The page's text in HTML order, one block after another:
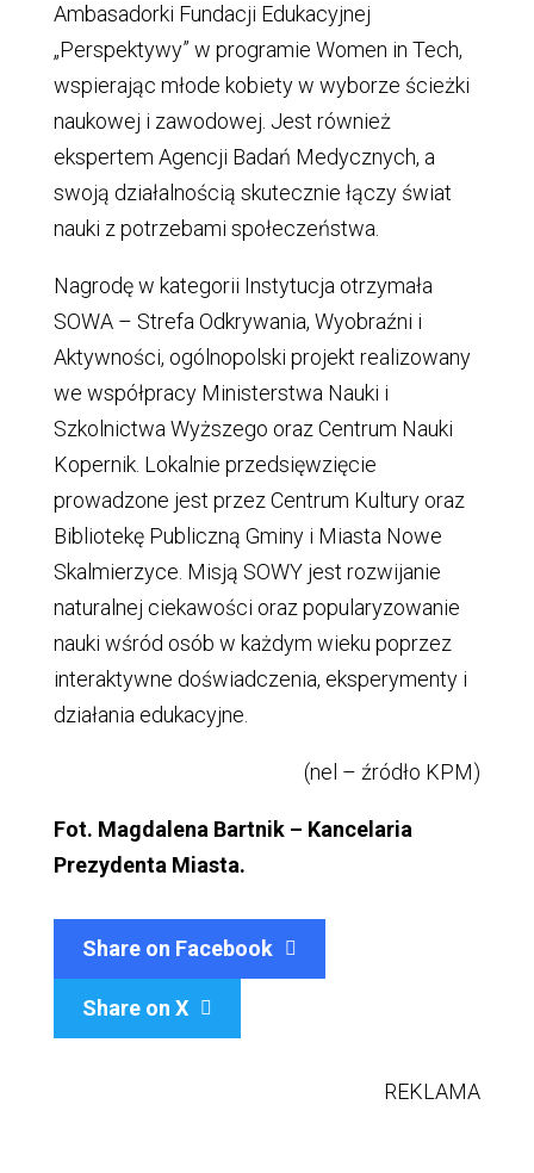
Ambasadorki Fundacji Edukacyjnej
„Perspektywy” w programie Women in Tech,
wspierając młode kobiety w wyborze ścieżki
naukowej i zawodowej. Jest również
ekspertem Agencji Badań Medycznych, a
swoją działalnością skutecznie łączy świat
nauki z potrzebami społeczeństwa.
Nagrodę w kategorii Instytucja otrzymała
SOWA – Strefa Odkrywania, Wyobraźni i
Aktywności, ogólnopolski projekt realizowany
we współpracy Ministerstwa Nauki i
Szkolnictwa Wyższego oraz Centrum Nauki
Kopernik. Lokalnie przedsięwzięcie
prowadzone jest przez Centrum Kultury oraz
Bibliotekę Publiczną Gminy i Miasta Nowe
Skalmierzyce. Misją SOWY jest rozwijanie
naturalnej ciekawości oraz popularyzowanie
nauki wśród osób w każdym wieku poprzez
interaktywne doświadczenia, eksperymenty i
działania edukacyjne.
(nel – źródło KPM)
Fot. Magdalena Bartnik – Kancelaria
Prezydenta Miasta.
Share on Facebook
Share on X 
REKLAMA